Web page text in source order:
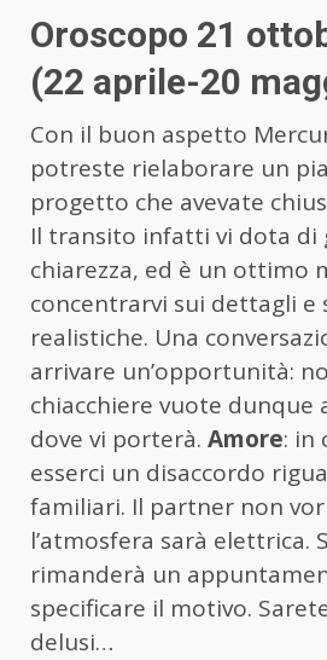
Oroscopo 21
(22 aprile-20
Con il buon aspetto
potreste rielaborare un
progetto che avevate
Il transito infatti vi dota di
chiarezza, ed è un ottimo
concentrarvi sui dettagli e
realistiche. Una
arrivare un’opportunità:
chiacchiere vuote dunque
dove vi porterà. Amore: in
esserci un disaccordo
familiari. Il partner non
l’atmosfera sarà elettrica.
rimanderà un
specificare il motivo.
delusi…